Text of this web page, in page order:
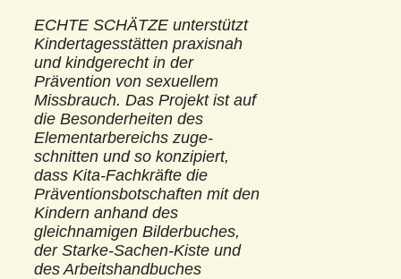
ECHTE SCHÄTZE unterstützt
Kinder­tages­stätten praxisnah
und kindgerecht in der
Prävention von sexuellem
Missbrauch. Das Projekt ist auf
die Besonderheiten des
Elementar­bereichs zu­ge­
schnitten und so konzipiert,
dass Kita-Fachkräfte die
Präventions­botschaften mit den
Kindern anhand des
gleichnamigen Bilderbuches,
der Starke-Sachen-Kiste und
des Arbeits­handbuches